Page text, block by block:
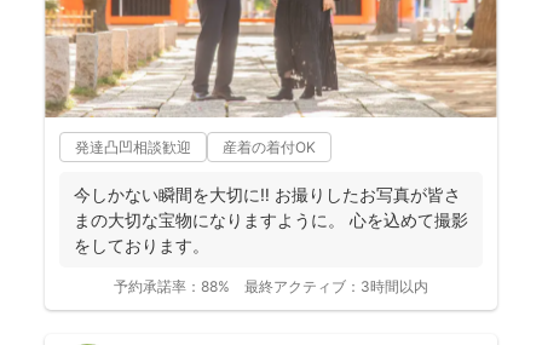
発達凸凹相談歓迎 産着の着付OK
今しかない瞬間を大切に‼︎ お撮りしたお写真が皆さ
まの大切な宝物になりますように。 心を込めて撮影
をしております。
予約承諾率： 88% 最終アクティブ： 3時間以内